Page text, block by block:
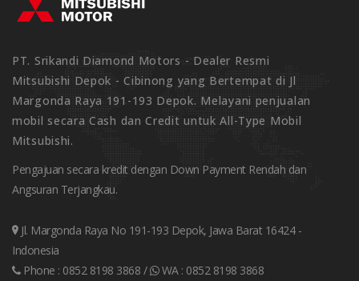
PT. Srikandi Diamond Motors - Dealer Resmi
Mitsubishi Depok - Cibinong yang Bertempat di Jl
Margonda Raya 191-193 Depok. Melayani penjualan
mobil secara Cash dan Credit untuk All-Type Mobil
Mitsubishi.
Pengajuan secara kredit dengan Down Payment Rendah dan
Angsuran Terjangkau.
Jl. Margonda Raya No 191-193 Depok, Jawa Barat 16424 -
Indonesia
Phone : 0852 8198 3868 / WA : 0852 8198 3868